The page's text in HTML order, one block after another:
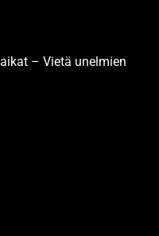
– Vietä unelmien